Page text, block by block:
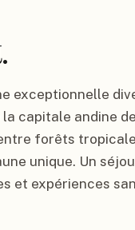
exceptionnelle
capitale andine
forêts
unique. Un
et expériences